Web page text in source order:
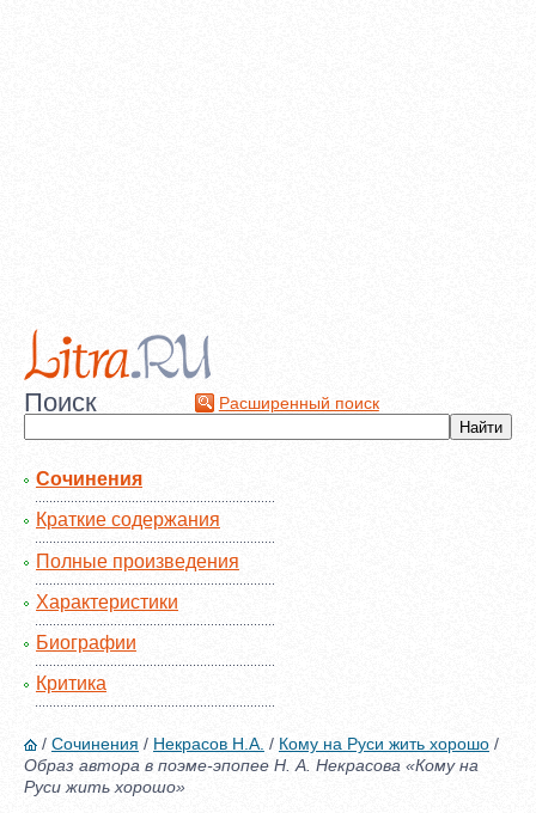
Поиск Расширенный поиск
Сочинения
Краткие содержания
Полные произведения
Характеристики
Биографии
Критика
/ Сочинения / Некрасов Н.А. / Кому на Руси жить хорошо /
Образ автора в поэме-эпопее Н. А. Некрасова «Кому на
Руси жить хорошо»